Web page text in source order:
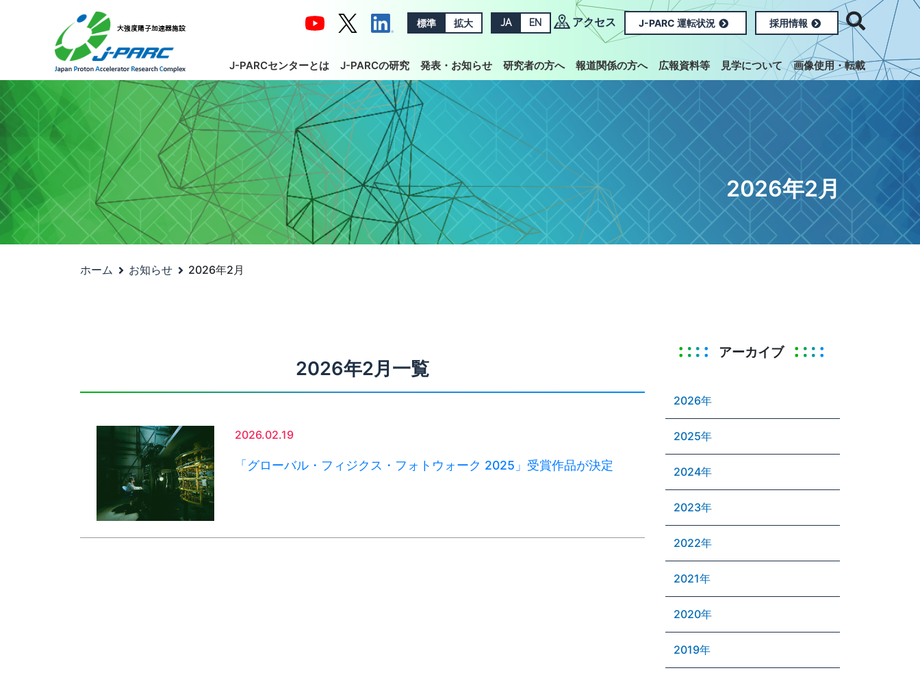
標準 拡大 JA EN アクセス J-PARC 運転状況 採用情報
J-PARCセンターとは J-PARCの研究 発表・お知らせ 研究者の方へ 報道関係の方へ 広報資料等 見学について 画像使用・転載
2026年2月
ホーム お知らせ 2026年2月
2026年2月一覧
2026.02.19
「グローバル・フィジクス・フォトウォーク 2025」受賞作品が決定
アーカイブ
2026年
2025年
2024年
2023年
2022年
2021年
2020年
2019年